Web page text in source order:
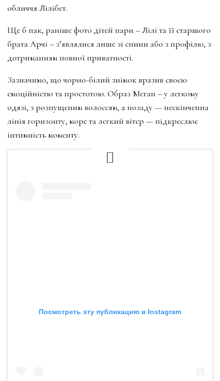
обличчя Лілібет.
Ще б пак, раніше фото дітей пари – Лілі та її старшого
брата Арчі – з’являлися лише зі спини або з профілю, з
дотриманням повної приватності.
Зазначимо, що чорно-білий знімок вразив своєю
емоційністю та простотою. Образ Меган – у легкому
одязі, з розпущеним волоссям, а позаду — нескінченна
лінія горизонту, море та легкий вітер — підкреслює
інтимність моменту.
Посмотреть эту публикацию в Instagram